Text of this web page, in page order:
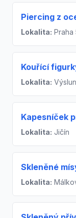
Piercing z
Lokalita: Praha
Kouřící
Lokalita:
Kapesníček
Lokalita: Jičín
Skleněné
Lokalita: